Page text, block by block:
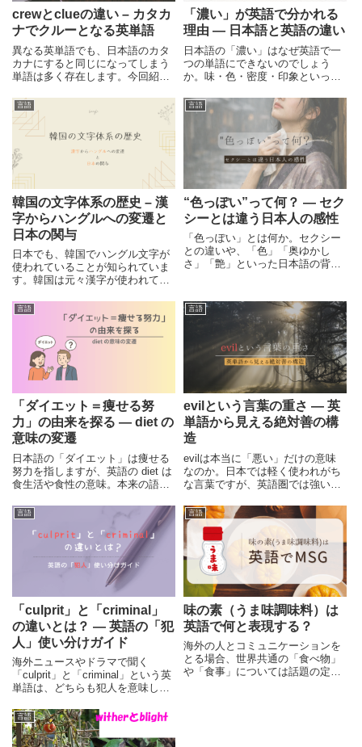
crewとclueの違い – カタカ
ナでクルーとなる英単語
異なる英単語でも、日本語のカタ
カナにすると同じになってしまう
単語は多く存在します。今回紹介
どちらも「クルー」となってしま
うため注意が必要です。それぞれ
の単語について、意味や発音の違
いについてまとめて紹介します。
「濃い」が英語で分かれる
理由 ― 日本語と英語の違い
日本語の「濃い」はなぜ英語で一
つの単語にできないのでしょう
か。味・色・密度・印象といった
語と、対象ごとに分けて表現する
英語の違いを解説します。
言語
韓国の文字体系の歴史 – 漢
字からハングルへの変遷と
日本の関与
日本でも、韓国でハングル文字が
使われていることが知られていま
す。韓国は元々漢字が使われてい
ングル文字へと移行しており、そ
の変遷には「日本」も大きく関わ
っています。今回は、韓国の文字
の歴史と共に日本との関係もまと
めて紹介します。
言語
“色っぽい”って何？ ― セク
シーとは違う日本人の感性
「色っぽい」とは何か。セクシー
との違いや、「色」「奥ゆかし
さ」「艶」といった日本語の背景
じ方を見つめ直します。
言語
「ダイエット＝痩せる努
力」の由来を探る ― diet の
意味の変遷
日本語の「ダイエット」は痩せる
努力を指しますが、英語の diet は
食生活や食性の意味。本来の語源
語表現も紹介します。
言語
evilという言葉の重さ ― 英
単語から見える絶対善の構
造
evilは本当に「悪い」だけの意味
なのか。日本では軽く使われがち
な言葉ですが、英語圏では強い断
善とする宗教観から、その重さの
理由を読み解きます。
言語
「culprit」と「criminal」
の違いとは？ ― 英語の「犯
人」使い分けガイド
海外ニュースやドラマで聞く
「culprit」と「criminal」という英
単語は、どちらも犯人を意味しま
本記事では、それぞれの単語の、
法律的・日常的な使い分けをわか
りやすく紹介します。
言語
味の素（うま味調味料）は
英語で何と表現する？
海外の人とコミュニケーションを
とる場合、世界共通の「食べ物」
や「食事」については話題の定番
言語